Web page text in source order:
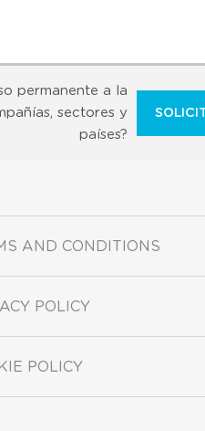
permanente a la
sectores y
países?
AND CONDITIONS
POLICY
POLICY